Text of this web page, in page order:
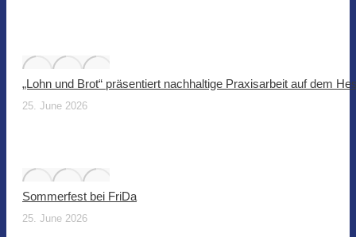
„Lohn und Brot“ präsentiert nachhaltige Praxisarbeit auf dem
25. June 2026
Sommerfest bei FriDa
25. June 2026